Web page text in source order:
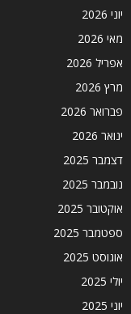
יוני 2026
מאי 2026
אפריל 2026
מרץ 2026
פברואר 2026
ינואר 2026
דצמבר 2025
נובמבר 2025
אוקטובר 2025
ספטמבר 2025
אוגוסט 2025
יולי 2025
יוני 2025